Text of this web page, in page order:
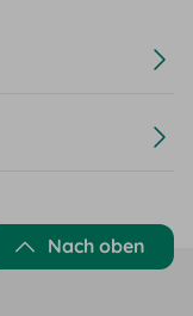
Nach oben